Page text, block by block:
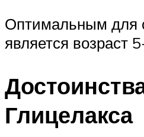
Оптимальным для
является возраст
Глицелакса